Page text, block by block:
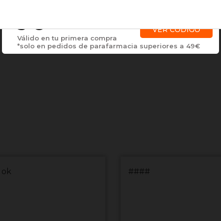
ok ####
VER CÓDIGO
Válido en tu primera compra
*solo en pedidos de parafarmacia superiores a 49€
3 €